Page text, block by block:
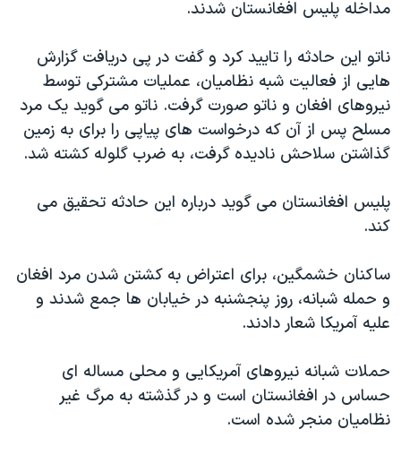
اقتصادی
علم و فناوری
اسرائیل در جنگ
گالری عکس
آرشیو پخش زنده
حمله جمهوری اسلامی به اسرائیل
رمز مهسا
ورزش زنان در ایران
اعتراضات زن، زندگی، آزادی
مجموعه مستندهای دادخواهی
دادگاه حمید نوری
قانون شفافیت دارائی کادر رهبری ایران
اعتراضات مردمی آبان ۹۸
نرگس محمدی برنده جایزه نوبل صلح
همایش محافظه‌کاران آمریکا «سی‌پک»
زبانهای مختلف
مداخله پلیس افغانستان شدند.
ناتو این حادثه را تایید کرد و گفت در پی دریافت گزارش
هایی از فعالیت شبه نظامیان، عملیات مشترکی توسط
نیروهای افغان و ناتو صورت گرفت. ناتو می گوید یک مرد
مسلح پس از آن که درخواست های پیاپی را برای به زمین
گذاشتن سلاحش نادیده گرفت، به ضرب گلوله کشته شد.
پلیس افغانستان می گوید درباره این حادثه تحقیق می
کند.
ساکنان خشمگین، برای اعتراض به کشتن شدن مرد افغان
و حمله شبانه، روز پنجشنبه در خیابان ها جمع شدند و
علیه آمریکا شعار دادند.
حملات شبانه نیروهای آمریکایی و محلی مساله ای
حساس در افغانستان است و در گذشته به مرگ غیر
نظامیان منجر شده است.